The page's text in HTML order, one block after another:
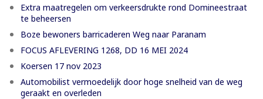
Extra maatregelen om verkeersdrukte rond Domineestraat
te beheersen
Boze bewoners barricaderen Weg naar Paranam
FOCUS AFLEVERING 1268, DD 16 MEI 2024
Koersen 17 nov 2023
Automobilist vermoedelijk door hoge snelheid van de weg
geraakt en overleden